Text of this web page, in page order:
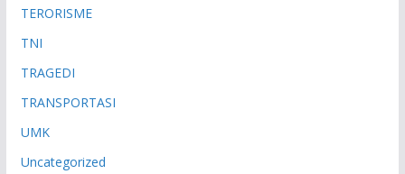
TERORISME
TNI
TRAGEDI
TRANSPORTASI
UMK
Uncategorized